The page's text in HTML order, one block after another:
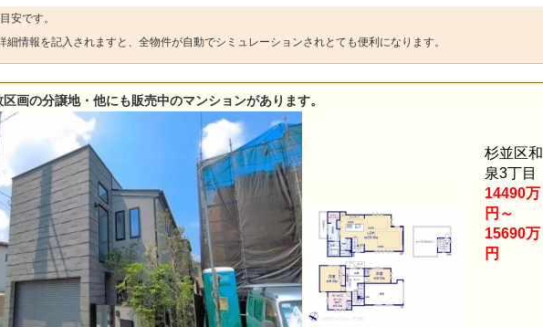
安です。
細情報を記入されますと、全物件が自動でシミュレーションされとても便利になります。
画の分譲地・他にも販売中のマンションがあります。
杉並区和
泉3丁目
14490万
円～
15690万
円